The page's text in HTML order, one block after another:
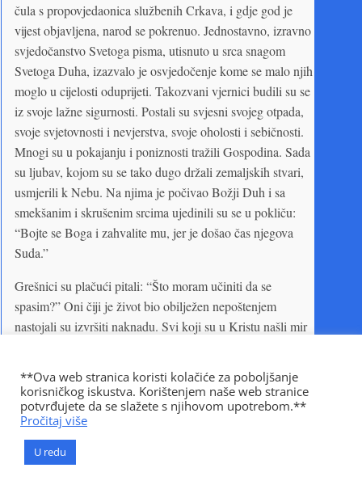
čula s propovjedaonica službenih Crkava, i gdje god je
vijest objavljena, narod se pokrenuo. Jednostavno, izravno
svjedočanstvo Svetoga pisma, utisnuto u srca snagom
Svetoga Duha, izazvalo je osvjedočenje kome se malo njih
moglo u cijelosti oduprijeti. Takozvani vjernici budili su se
iz svoje lažne sigurnosti. Postali su svjesni svojeg otpada,
svoje svjetovnosti i nevjerstva, svoje oholosti i sebičnosti.
Mnogi su u pokajanju i poniznosti tražili Gospodina. Sada
su ljubav, kojom su se tako dugo držali zemaljskih stvari,
usmjerili k Nebu. Na njima je počivao Božji Duh i sa
smekšanim i skrušenim srcima ujedinili su se u pokliču:
“Bojte se Boga i zahvalite mu, jer je došao čas njegova
Suda.”
Grešnici su plačući pitali: “Što moram učiniti da se
spasim?” Oni čiji je život bio obilježen nepoštenjem
nastojali su izvršiti naknadu. Svi koji su u Kristu našli mir
ograde oholosti i nepristupačnosti. Čula su se iskrena
priznanja, a članovi obitelji trudili su se oko spasenja
najbližih i najmilijih. Često su se čule ozbiljne molitve
posredovanja za druge. Na sve su se strane duše u velikom
strahu borile s Bogom. Mnogi su se cijele noći borili u
**Ova web stranica koristi kolačiće za poboljšanje
korisničkog iskustva. Korištenjem naše web stranice
potvrđujete da se slažete s njihovom upotrebom.**
Pročitaj više
U redu